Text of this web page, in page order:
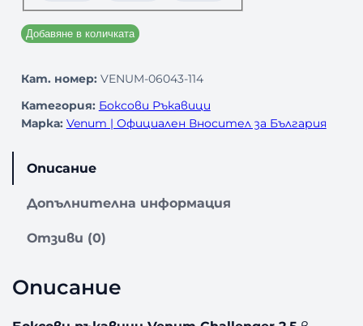
Добавяне в количката
Кат. номер: VENUM-06043-114
Категория: Боксови Ръкавици
Марка: Venum | Официален Вносител за България
Описание
Допълнителна информация
Отзиви (0)
Описание